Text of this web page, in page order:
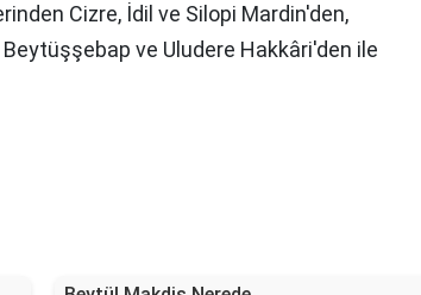
Cizre, İdil ve Silopi Mardin'den,
ve Uludere Hakkâri'den ile